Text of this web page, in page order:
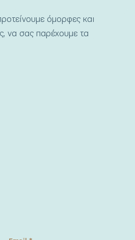
όμορφες και
να σας παρέχουμε τα